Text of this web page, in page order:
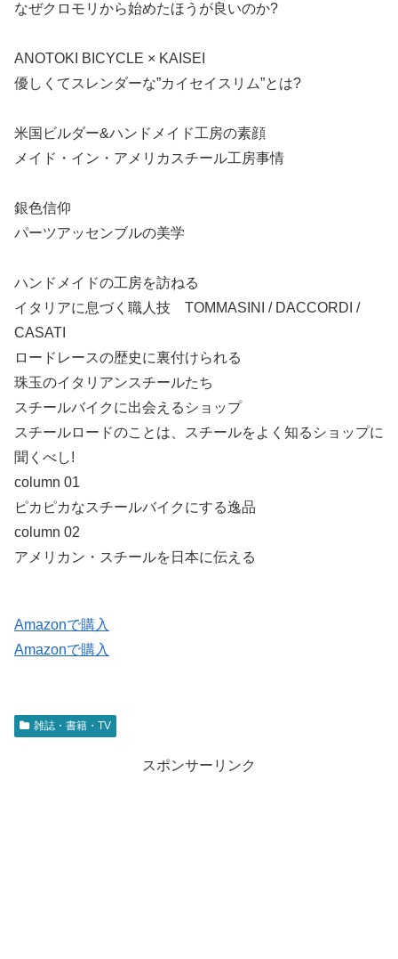
なぜクロモリから始めたほうが良いのか?
ANOTOKI BICYCLE × KAISEI
優しくてスレンダーな”カイセイスリム”とは?
米国ビルダー&ハンドメイド工房の素顔
メイド・イン・アメリカスチール工房事情
銀色信仰
パーツアッセンブルの美学
ハンドメイドの工房を訪ねる
イタリアに息づく職人技 TOMMASINI / DACCORDI /
CASATI
ロードレースの歴史に裏付けられる
珠玉のイタリアンスチールたち
スチールバイクに出会えるショップ
スチールロードのことは、スチールをよく知るショップに
聞くべし!
column 01
ピカピカなスチールバイクにする逸品
column 02
アメリカン・スチールを日本に伝える
Amazonで購入
Amazonで購入
雑誌・書籍・TV
スポンサーリンク